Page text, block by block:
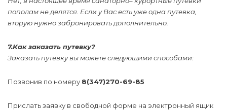
пополам не делятся. Если у Вас есть уже одна путевка,
вторую нужно забронировать дополнительно.
7.Как заказать путевку?
Заказать путевку вы можете следующими способами:
Позвонив по номеру 8(347)270-69-85
Прислать заявку в свободной форме на электронный ящик